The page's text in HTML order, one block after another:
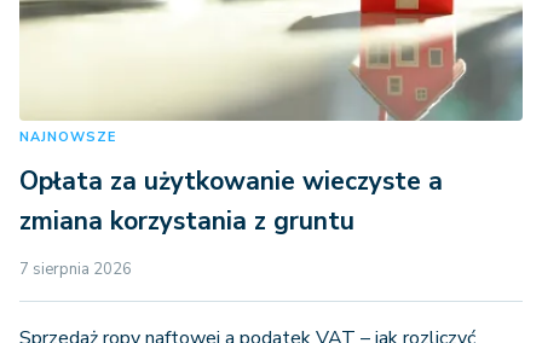
NAJNOWSZE
Opłata za użytkowanie wieczyste a
zmiana korzystania z gruntu
7 sierpnia 2026